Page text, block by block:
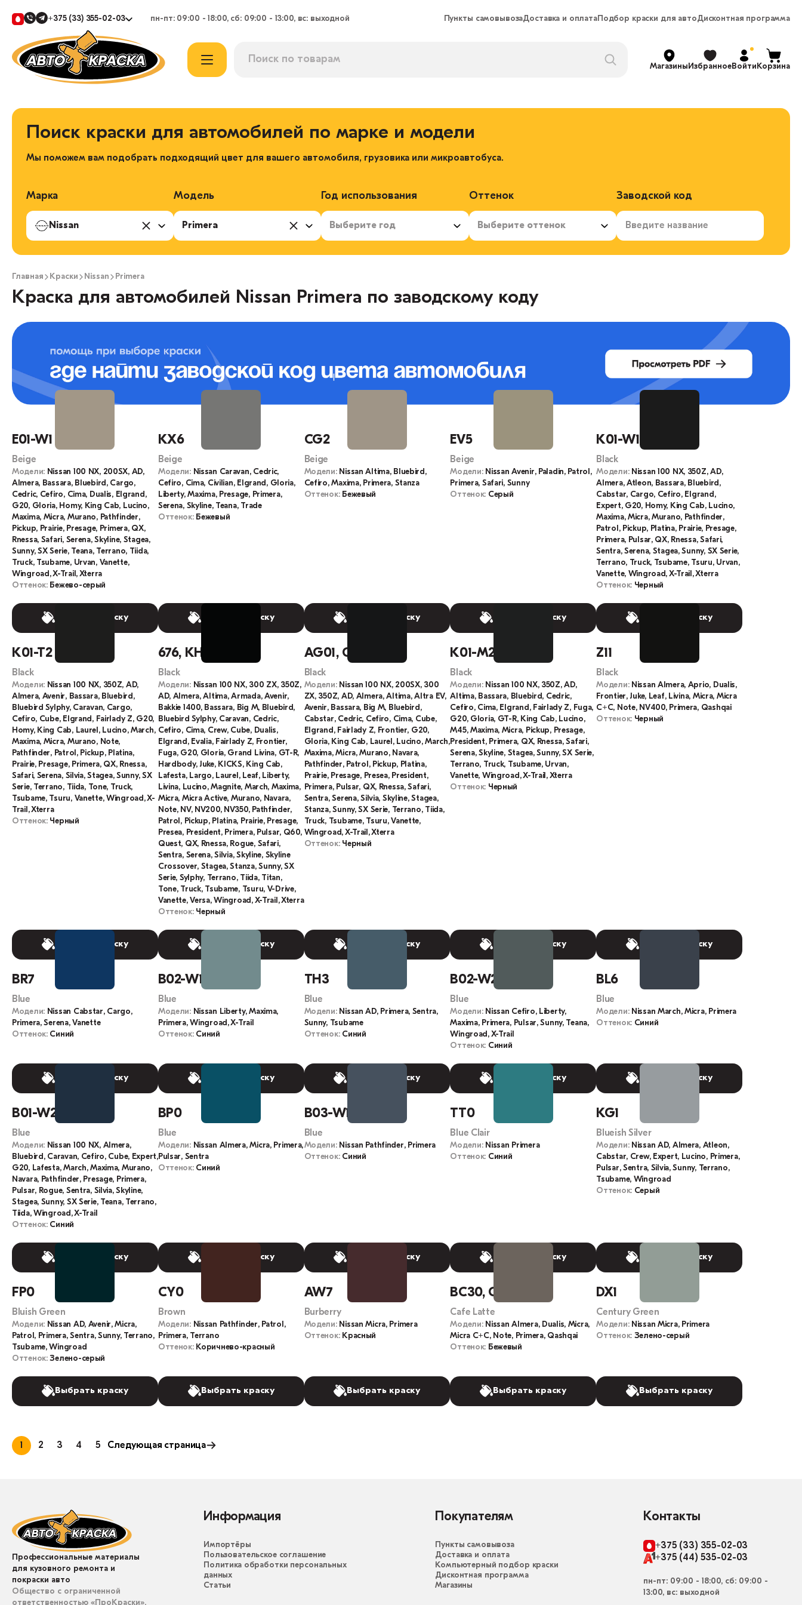
+375 (33) 355-02-03 пн-пт: 09:00 - 18:00, сб: 09:00 - 13:00, вс: выходной Пункты самовывозаДоставка и оплатаПодбор краски для автоДисконтная программа
МагазиныИзбранноеВойтиКорзина
Поиск краски для автомобилей по марке и модели
Мы поможем вам подобрать подходящий цвет для вашего автомобиля, грузовика или микроавтобуса.
Марка
Nissan
Модель
Primera
Год использования
Выберите год
Оттенок
Выберите оттенок
Заводской код
Главная Краски Nissan Primera
Краска для автомобилей Nissan Primera по заводскому коду
E01-W1
Beige
Модели: Nissan 100 NX, 200SX, AD,
Almera, Bassara, Bluebird, Cargo,
Cedric, Cefiro, Cima, Dualis, Elgrand,
G20, Gloria, Homy, King Cab, Lucino,
Maxima, Micra, Murano, Pathfinder,
Pickup, Prairie, Presage, Primera, QX,
Rnessa, Safari, Serena, Skyline, Stagea,
Sunny, SX Serie, Teana, Terrano, Tiida,
Truck, Tsubame, Urvan, Vanette,
Wingroad, X-Trail, Xterra
Оттенок: Бежево-серый
Выбрать краску
KX6
Beige
Модели: Nissan Caravan, Cedric,
Cefiro, Cima, Civilian, Elgrand, Gloria,
Liberty, Maxima, Presage, Primera,
Serena, Skyline, Teana, Trade
Оттенок: Бежевый
Выбрать краску
CG2
Beige
Модели: Nissan Altima, Bluebird,
Cefiro, Maxima, Primera, Stanza
Оттенок: Бежевый
Выбрать краску
EV5
Beige
Модели: Nissan Avenir, Paladin, Patrol,
Primera, Safari, Sunny
Оттенок: Серый
Выбрать краску
K01-W1
Black
Модели: Nissan 100 NX, 350Z, AD,
Almera, Atleon, Bassara, Bluebird,
Cabstar, Cargo, Cefiro, Elgrand,
Expert, G20, Homy, King Cab, Lucino,
Maxima, Micra, Murano, Pathfinder,
Patrol, Pickup, Platina, Prairie, Presage,
Primera, Pulsar, QX, Rnessa, Safari,
Sentra, Serena, Stagea, Sunny, SX Serie,
Terrano, Truck, Tsubame, Tsuru, Urvan,
Vanette, Wingroad, X-Trail, Xterra
Оттенок: Черный
Выбрать краску
K01-T2
Black
Модели: Nissan 100 NX, 350Z, AD,
Almera, Avenir, Bassara, Bluebird,
Bluebird Sylphy, Caravan, Cargo,
Cefiro, Cube, Elgrand, Fairlady Z, G20,
Homy, King Cab, Laurel, Lucino, March,
Maxima, Micra, Murano, Note,
Pathfinder, Patrol, Pickup, Platina,
Prairie, Presage, Primera, QX, Rnessa,
Safari, Serena, Silvia, Stagea, Sunny, SX
Serie, Terrano, Tiida, Tone, Truck,
Tsubame, Tsuru, Vanette, Wingroad, X-
Trail, Xterra
Оттенок: Черный
Выбрать краску
676, KH3, KH3S
Black
Модели: Nissan 100 NX, 300 ZX, 350Z,
AD, Almera, Altima, Armada, Avenir,
Bakkie 1400, Bassara, Big M, Bluebird,
Bluebird Sylphy, Caravan, Cedric,
Cefiro, Cima, Crew, Cube, Dualis,
Elgrand, Evalia, Fairlady Z, Frontier,
Fuga, G20, Gloria, Grand Livina, GT-R,
Hardbody, Juke, KICKS, King Cab,
Lafesta, Largo, Laurel, Leaf, Liberty,
Livina, Lucino, Magnite, March, Maxima,
Micra, Micra Active, Murano, Navara,
Note, NV, NV200, NV350, Pathfinder,
Patrol, Pickup, Platina, Prairie, Presage,
Presea, President, Primera, Pulsar, Q60,
Quest, QX, Rnessa, Rogue, Safari,
Sentra, Serena, Silvia, Skyline, Skyline
Crossover, Stagea, Stanza, Sunny, SX
Serie, Sylphy, Terrano, Tiida, Titan,
Tone, Truck, Tsubame, Tsuru, V-Drive,
Vanette, Versa, Wingroad, X-Trail, Xterra
Оттенок: Черный
Выбрать краску
AG01, G01, G01-1
Black
Модели: Nissan 100 NX, 200SX, 300
ZX, 350Z, AD, Almera, Altima, Altra EV,
Avenir, Bassara, Big M, Bluebird,
Cabstar, Cedric, Cefiro, Cima, Cube,
Elgrand, Fairlady Z, Frontier, G20,
Gloria, King Cab, Laurel, Lucino, March,
Maxima, Micra, Murano, Navara,
Pathfinder, Patrol, Pickup, Platina,
Prairie, Presage, Presea, President,
Primera, Pulsar, QX, Rnessa, Safari,
Sentra, Serena, Silvia, Skyline, Stagea,
Stanza, Sunny, SX Serie, Terrano, Tiida,
Truck, Tsubame, Tsuru, Vanette,
Wingroad, X-Trail, Xterra
Оттенок: Черный
Выбрать краску
K01-M2
Black
Модели: Nissan 100 NX, 350Z, AD,
Altima, Bassara, Bluebird, Cedric,
Cefiro, Cima, Elgrand, Fairlady Z, Fuga,
G20, Gloria, GT-R, King Cab, Lucino,
M45, Maxima, Micra, Pickup, Presage,
President, Primera, QX, Rnessa, Safari,
Serena, Skyline, Stagea, Sunny, SX Serie,
Terrano, Truck, Tsubame, Urvan,
Vanette, Wingroad, X-Trail, Xterra
Оттенок: Черный
Выбрать краску
Z11
Black
Модели: Nissan Almera, Aprio, Dualis,
Frontier, Juke, Leaf, Livina, Micra, Micra
C+C, Note, NV400, Primera, Qashqai
Оттенок: Черный
Выбрать краску
BR7
Blue
Модели: Nissan Cabstar, Cargo,
Primera, Serena, Vanette
Оттенок: Синий
Выбрать краску
B02-W1
Blue
Модели: Nissan Liberty, Maxima,
Primera, Wingroad, X-Trail
Оттенок: Синий
Выбрать краску
TH3
Blue
Модели: Nissan AD, Primera, Sentra,
Sunny, Tsubame
Оттенок: Синий
Выбрать краску
B02-W2
Blue
Модели: Nissan Cefiro, Liberty,
Maxima, Primera, Pulsar, Sunny, Teana,
Wingroad, X-Trail
Оттенок: Синий
Выбрать краску
BL6
Blue
Модели: Nissan March, Micra, Primera
Оттенок: Синий
Выбрать краску
B01-W2
Blue
Модели: Nissan 100 NX, Almera,
Bluebird, Caravan, Cefiro, Cube, Expert,
G20, Lafesta, March, Maxima, Murano,
Navara, Pathfinder, Presage, Primera,
Pulsar, Rogue, Sentra, Silvia, Skyline,
Stagea, Sunny, SX Serie, Teana, Terrano,
Tiida, Wingroad, X-Trail
Оттенок: Синий
Выбрать краску
BP0
Blue
Модели: Nissan Almera, Micra, Primera,
Pulsar, Sentra
Оттенок: Синий
Выбрать краску
B03-W1
Blue
Модели: Nissan Pathfinder, Primera
Оттенок: Синий
Выбрать краску
TT0
Blue Clair
Модели: Nissan Primera
Оттенок: Синий
Выбрать краску
KG1
Blueish Silver
Модели: Nissan AD, Almera, Atleon,
Cabstar, Crew, Expert, Lucino, Primera,
Pulsar, Sentra, Silvia, Sunny, Terrano,
Tsubame, Wingroad
Оттенок: Серый
Выбрать краску
FP0
Bluish Green
Модели: Nissan AD, Avenir, Micra,
Patrol, Primera, Sentra, Sunny, Terrano,
Tsubame, Wingroad
Оттенок:Зелено-серый
Выбрать краску
CY0
Brown
Модели: Nissan Pathfinder, Patrol,
Primera, Terrano
Оттенок: Коричнево-красный
Выбрать краску
AW7
Burberry
Модели: Nissan Micra, Primera
Оттенок: Красный
Выбрать краску
BC30, C30
Cafe Latte
Модели: Nissan Almera, Dualis, Micra,
Micra C+C, Note, Primera, Qashqai
Оттенок: Бежевый
Выбрать краску
DX1
Century Green
Модели: Nissan Micra, Primera
Оттенок: Зелено-серый
Выбрать краску
1 2 3 4 5 Следующая страница
Профессиональные материалы
для кузовного ремонта и
покраски авто
Общество с ограниченной
ответственностью «ПроКраски».
Информация
Импортёры
Пользовательское соглашение
Политика обработки персональных
данных
Статьи
Покупателям
Пункты самовывоза
Доставка и оплата
Компьютерный подбор краски
Дисконтная программа
Магазины
Контакты
+375 (33) 355-02-03
+375 (44) 535-02-03
пн-пт: 09:00 - 18:00, сб: 09:00 -
13:00, вс: выходной